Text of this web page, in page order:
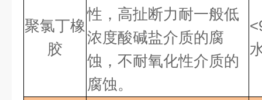
聚氯丁橡
胶
性，高扯断力耐一般低
浓度酸碱盐介质的腐
蚀，不耐氧化性介质的
腐蚀。